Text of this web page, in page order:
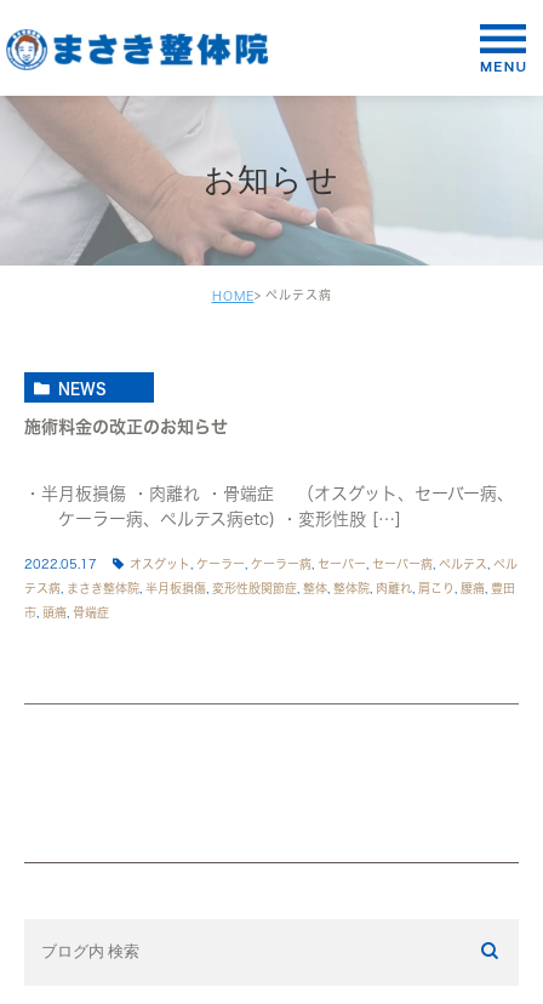
お知らせ
HOME ペルテス病
NEWS
施術料金の改正のお知らせ
・半月板損傷 ・肉離れ ・骨端症 （オスグット、セーバー病、
ケーラー病、ペルテス病etc) ・変形性股 […]
2022.05.17 オスグット ケーラー ケーラー病 セーバー セーバー病 ペルテス
ペル
テス病 まさき整体院 半月板損傷 変形性股関節症 整体 整体院 肉離れ 肩こり 腰痛 豊田
市 頭痛 骨端症